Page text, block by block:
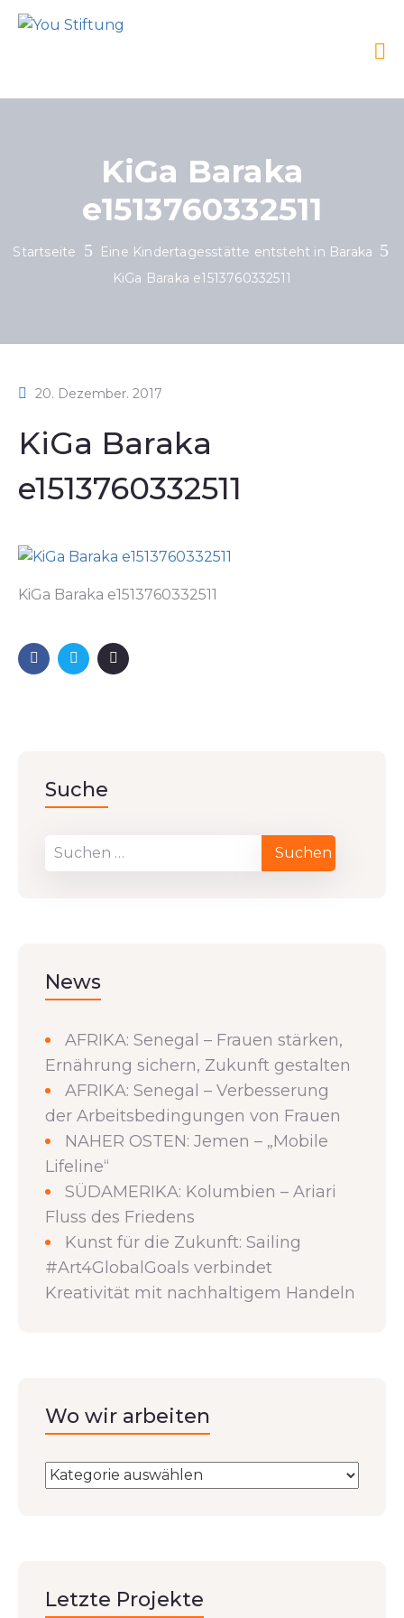
KiGa Baraka
e1513760332511
Startseite
Eine Kindertagesstätte entsteht in Baraka
KiGa Baraka e1513760332511
20. Dezember. 2017
KiGa Baraka
e1513760332511
KiGa Baraka e1513760332511
Suche
News
AFRIKA: Senegal – Frauen stärken,
Ernährung sichern, Zukunft gestalten
AFRIKA: Senegal – Verbesserung
der Arbeitsbedingungen von Frauen
NAHER OSTEN: Jemen – „Mobile
Lifeline“
SÜDAMERIKA: Kolumbien – Ariari
Fluss des Friedens
Kunst für die Zukunft: Sailing
#Art4GlobalGoals verbindet
Kreativität mit nachhaltigem Handeln
Wo wir arbeiten
Letzte Projekte